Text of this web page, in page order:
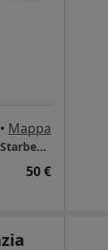
• Mappa
Dottoressa Lucia, Cristiana Cesarano Studio Starbene. I minorenni devono necessariamente essere accompagnati dai genitori e devono avere il loro consenso
50 €